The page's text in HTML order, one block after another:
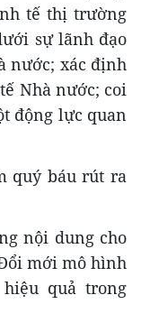
tế thị trường
sự lãnh đạo
nước; xác định
Nhà nước; coi
động lực quan
quý báu rút ra
nội dung cho
mới mô hình
quả trong